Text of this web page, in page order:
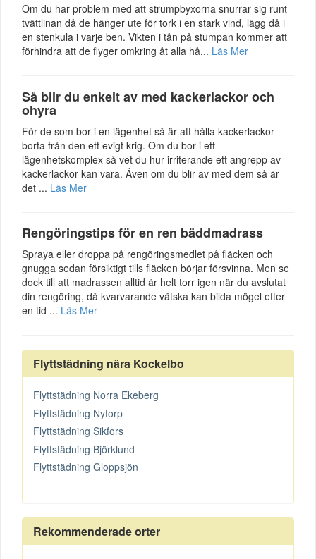
Om du har problem med att strumpbyxorna snurrar sig runt
tvättlinan då de hänger ute för tork i en stark vind, lägg då i
en stenkula i varje ben. Vikten i tån på stumpan kommer att
förhindra att de flyger omkring åt alla hå... Läs Mer
Så blir du enkelt av med kackerlackor och
ohyra
För de som bor i en lägenhet så är att hålla kackerlackor
borta från den ett evigt krig. Om du bor i ett
lägenhetskomplex så vet du hur irriterande ett angrepp av
kackerlackor kan vara. Även om du blir av med dem så är
det ... Läs Mer
Rengöringstips för en ren bäddmadrass
Spraya eller droppa på rengöringsmedlet på fläcken och
gnugga sedan försiktigt tills fläcken börjar försvinna. Men se
dock till att madrassen alltid är helt torr igen när du avslutat
din rengöring, då kvarvarande vätska kan bilda mögel efter
en tid ... Läs Mer
Flyttstädning nära Kockelbo
Flyttstädning Norra Ekeberg
Flyttstädning Nytorp
Flyttstädning Sikfors
Flyttstädning Björklund
Flyttstädning Gloppsjön
Rekommenderade orter